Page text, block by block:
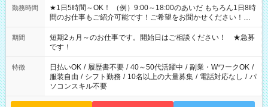
勤務時間
★1日5時間～OK！ （例）9:00～18:00のあいだ もちろん1日8時
間のお仕事もご紹介可能です！ご希望をお聞かせください！★
家庭の都合でお休みが必要な場合も遠慮なくご相談ください。
※週最低15時間以上の勤務が必要です
期間
短期2ヵ月～のお仕事です。開始日はご相談ください！ ★急募
です！
特徴 日払いOK / 履歴書不要 / 40～50代活躍中 / 副業・WワークOK /
服装自由 / シフト勤務 / 10名以上の大量募集 / 電話対応なし / パ
ソコンスキル不要